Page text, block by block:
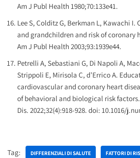
Am J Publ Health 1980;70:133e41.
Lee S, Colditz G, Berkman L, Kawachi
and grandchildren and risk of coronary
Am J Publ Health 2003;93:1939e44.
Petrelli A, Sebastiani G, Di Napoli A,
Strippoli E, Mirisola C, d’Errico A.
cardiovascular and coronary heart
of behavioral and biological risk
Dis. 2022;32(4):918-928. doi: 10.1016/
Tag: DIFFERENZIALI DI SALUTE FATTORI DI